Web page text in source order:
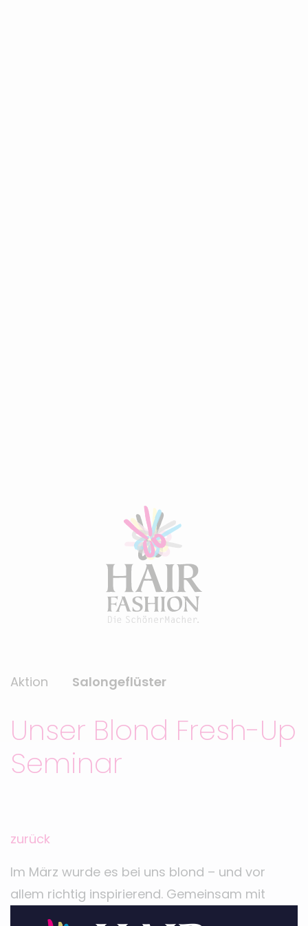
Aktion Salongeflüster
Unser Blond Fresh-Up
Seminar
zurück
Im März wurde es bei uns blond – und vor
allem richtig inspirierend. Gemeinsam mit
unserer HAIR FASHION Trainerin Dana und